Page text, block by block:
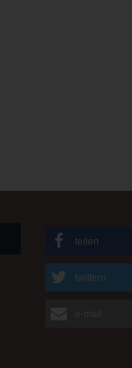
teilen
twittern